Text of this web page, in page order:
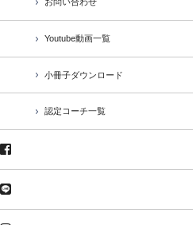
お問い合わせ
Youtube動画一覧
小冊子ダウンロード
認定コーチ一覧